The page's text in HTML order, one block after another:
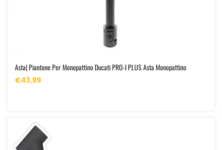
Asta| Piantone Per Monopattino Ducati PRO-I PLUS Asta Monopattino
€43,99